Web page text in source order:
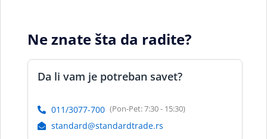
Ne znate šta da radite?
Da li vam je potreban savet?
011/3077-700 (Pon-Pet: 7:30 - 15:30)
standard@standardtrade.rs